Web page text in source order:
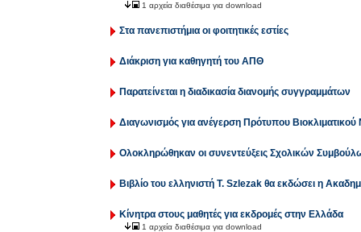
1 αρχεία διαθέσιμα για download
Στα πανεπιστήμια οι φοιτητικές εστίες
Διάκριση για καθηγητή του ΑΠΘ
Παρατείνεται η διαδικασία διανομής συγγραμμάτων
Διαγωνισμός για ανέγερση Πρότυπου
Ολοκληρώθηκαν οι συνεντεύξεις Σχολικών
Βιβλίο του ελληνιστή T. Szlezak θα εκδώσει η
Κίνητρα στους μαθητές για εκδρομές στην Ελλάδα
1 αρχεία διαθέσιμα για download